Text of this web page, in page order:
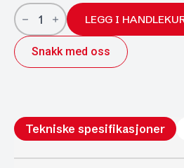
Kjøreramper
stål
For
Serie-
5000,
komplett
1400kg/
rampe
antall
LEGG I
Snakk med oss
Tekniske spesifikasjoner